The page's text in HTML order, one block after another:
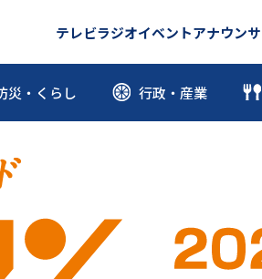
テレビラジオイベントアナウン
災・くらし 行政・産業